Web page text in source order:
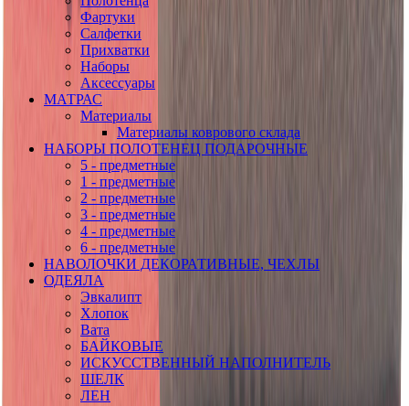
Фартуки
Салфетки
Прихватки
Наборы
Аксессуары
МАТРАС
Материалы
Материалы коврового склада
НАБОРЫ ПОЛОТЕНЕЦ ПОДАРОЧНЫЕ
5 - предметные
1 - предметные
2 - предметные
3 - предметные
4 - предметные
6 - предметные
НАВОЛОЧКИ ДЕКОРАТИВНЫЕ, ЧЕХЛЫ
ОДЕЯЛА
Эвкалипт
Хлопок
Вата
БАЙКОВЫЕ
ИСКУССТВЕННЫЙ НАПОЛНИТЕЛЬ
ШЕЛК
ЛЕН